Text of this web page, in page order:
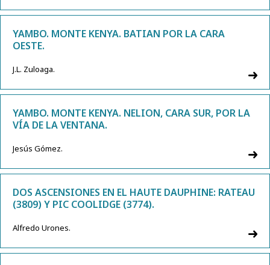
YAMBO. MONTE KENYA. BATIAN POR LA CARA
OESTE.
J.L. Zuloaga.
YAMBO. MONTE KENYA. NELION, CARA SUR, POR LA
VÍA DE LA VENTANA.
Jesús Gómez.
DOS ASCENSIONES EN EL HAUTE DAUPHINE: RATEAU
(3809) Y PIC COOLIDGE (3774).
Alfredo Urones.